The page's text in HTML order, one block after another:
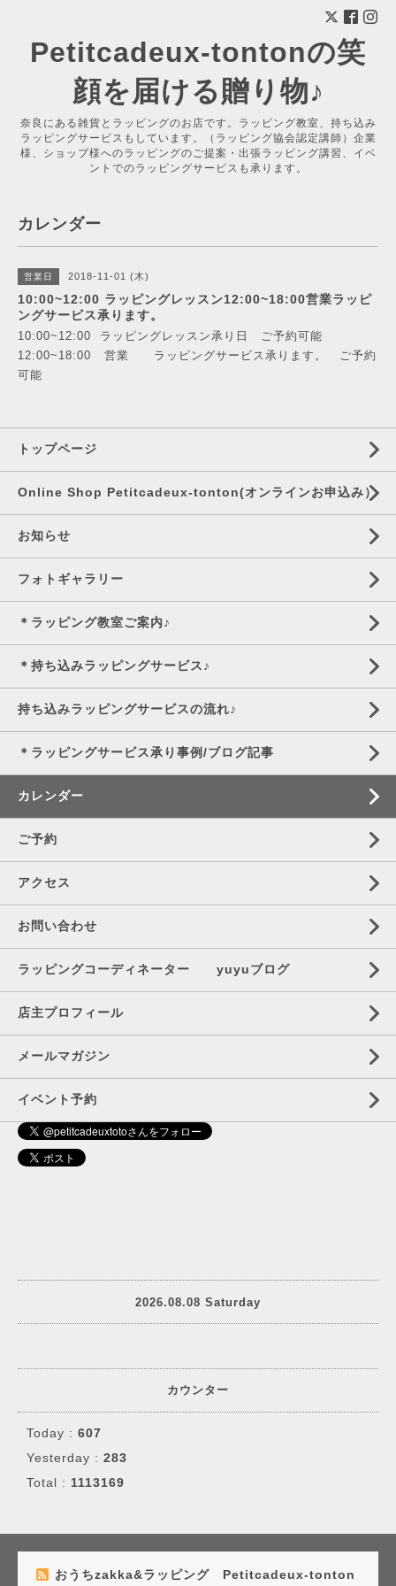
Petitcadeux-tontonの笑
顔を届ける贈り物♪
奈良にある雑貨とラッピングのお店です。ラッピング教室、持ち込み
ラッピングサービスもしています。（ラッピング協会認定講師）企業
様、ショップ様へのラッピングのご提案・出張ラッピング講習、イベ
ントでのラッピングサービスも承ります。
カレンダー
営業日 2018-11-01 (木)
10:00~12:00 ラッピングレッスン12:00~18:00営業ラッピ
ングサービス承ります。
10:00~12:00 ラッピングレッスン承り日 ご予約可能
12:00~18:00 営業 ラッピングサービス承ります。 ご予約
可能
トップページ
Online Shop Petitcadeux-tonton(オンラインお申込み）
お知らせ
フォトギャラリー
＊ラッピング教室ご案内♪
＊持ち込みラッピングサービス♪
持ち込みラッピングサービスの流れ♪
＊ラッピングサービス承り事例/ブログ記事
カレンダー
ご予約
アクセス
お問い合わせ
ラッピングコーディネーター yuyuブログ
店主プロフィール
メールマガジン
イベント予約
2026.08.08 Saturday
カウンター
Today : 607
Yesterday : 283
Total : 1113169
おうちzakka&ラッピング Petitcadeux-tonton